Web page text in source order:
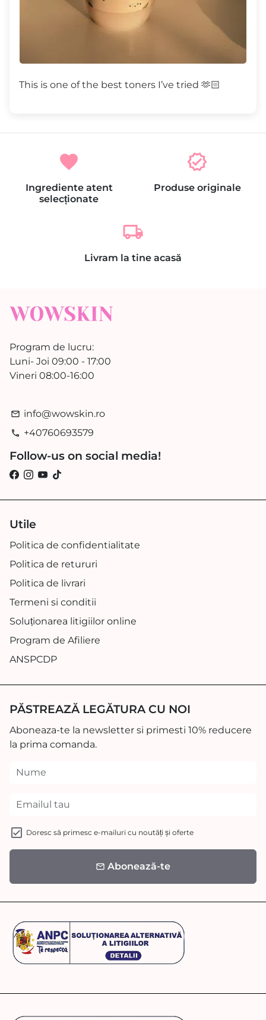
This is one of the best toners I’ve tried 🫶🏻
favorite
Ingrediente atent
selecționate
verified
Produse originale
local_shipping
Livram la tine acasă
Program de lucru:
Luni- Joi 09:00 - 17:00
Vineri 08:00-16:00
email info@wowskin.ro
phone +40760693579
Follow-us on social media!
Utile
Politica de confidentialitate
Politica de retururi
Politica de livrari
Termeni si conditii
Soluționarea litigiilor online
Program de Afiliere
ANSPCDP
PĂSTREAZĂ LEGĂTURA CU NOI
Aboneaza-te la newsletter si primesti 10% reducere
la prima comanda.
Doresc să primesc e-mailuri cu noutăți și oferte
email Abonează-te